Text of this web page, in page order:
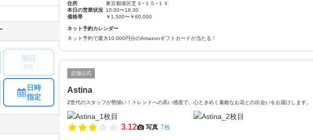
住所
東京都港区芝３−１５−１４
本日の営業状況 10:00〜18:30
価格帯
￥1,500〜￥60,000
ネット予約カレンダー
ネット予約で最大10,000円分のAmazonギフトカードが当たる！
店舗公式
Astina
Z世代のスタッフが勢揃い！トレンドへの高い感度で、心ときめく素敵なお花との出会いをお届けします。
3.12 写真 7枚
明日
8/9
日時
指定